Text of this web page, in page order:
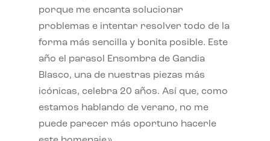
porque me encanta solucionar
problemas e intentar resolver todo de la
forma más sencilla y bonita posible. Este
año el parasol Ensombra de Gandia
Blasco, una de nuestras piezas más
icónicas, celebra 20 años. Así que, como
estamos hablando de verano, no me
puede parecer más oportuno hacerle